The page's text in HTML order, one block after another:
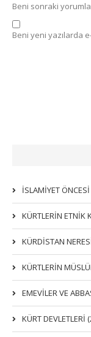
Beni sonraki
Beni yeni yazılarda
İSLAMİYET
KÜRTLERIN ETNIK
KÜRDİSTAN
KÜRTLERİN
EMEVİLER VE
KÜRT DEVLETLERİ